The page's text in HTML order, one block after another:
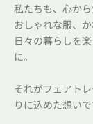
私たちも、心か
おしゃれな服、
日々の暮らしを
に。
それがフェアト
りに込めた想いで